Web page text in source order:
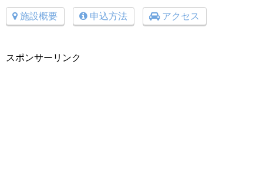
施設概要 申込方法 アクセス
スポンサーリンク